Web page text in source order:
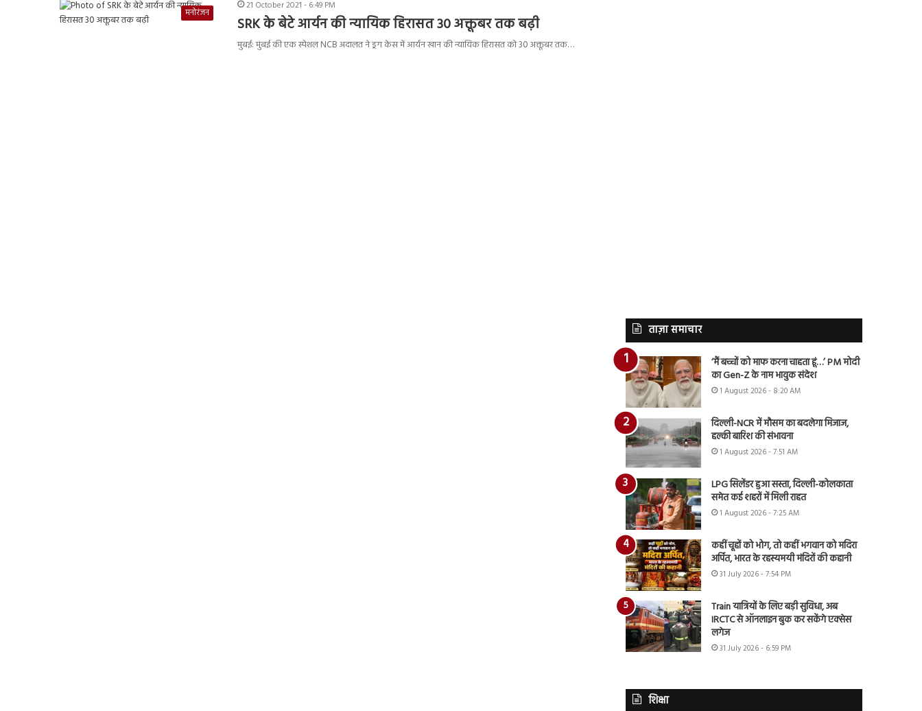
मनोरंजन
21 October 2021 - 6:49 PM
SRK के बेटे आर्यन की न्यायिक हिरासत 30 अक्तूबर तक बढ़ी
मुबई: मुंबई की एक स्पेशल NCB अदालत ने ड्रग केस में आर्यन खान की न्यायिक हिरासत को 30 अक्तूबर तक…
ताज़ा समाचार
‘मैं बच्चों को माफ करना चाहता हूं…’ PM मोदी
का Gen-Z के नाम भावुक संदेश
1 August 2026 - 8:20 AM
दिल्ली-NCR में मौसम का बदलेगा मिजाज,
हल्की बारिश की संभावना
1 August 2026 - 7:51 AM
LPG सिलेंडर हुआ सस्ता, दिल्ली-कोलकाता
समेत कई शहरों में मिली राहत
1 August 2026 - 7:25 AM
कहीं चूहों को भोग, तो कहीं भगवान को मदिरा
अर्पित, भारत के रहस्यमयी मंदिरों की कहानी
31 July 2026 - 7:54 PM
Train यात्रियों के लिए बड़ी सुविधा, अब
IRCTC से ऑनलाइन बुक कर सकेंगे एक्सेस
लगेज
31 July 2026 - 6:59 PM
शिक्षा